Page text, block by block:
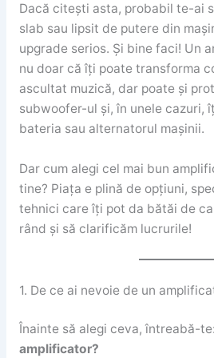
Dacă citești asta, probabil te-ai
slab sau lipsit de putere din
upgrade serios. Și bine faci! Un
nu doar că îți poate transforma
ascultat muzică, dar poate și
subwoofer-ul și, în unele cazuri,
bateria sau alternatorul mașinii.
Dar cum alegi cel mai bun
tine? Piața e plină de opțiuni,
tehnici care îți pot da bătăi de
rând și să clarificăm lucrurile!
1. De ce ai nevoie de un
Înainte să alegi ceva, întreabă-te:
amplificator?